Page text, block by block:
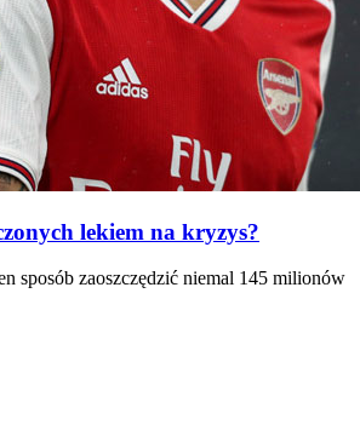
lekiem na kryzys?
sposób zaoszczędzić niemal 145 milionów